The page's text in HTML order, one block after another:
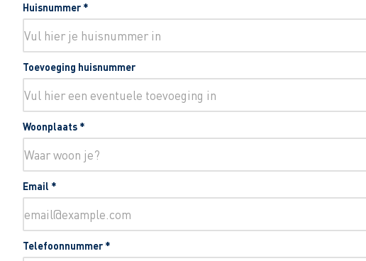
Huisnummer *
Toevoeging huisnummer
Woonplaats *
Email *
Telefoonnummer *